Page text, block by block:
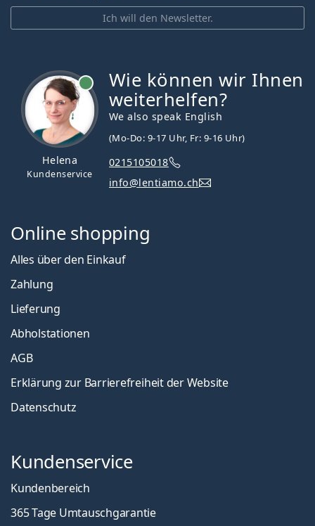
Ich will den Newsletter.
Helena
Kundenservice
Wie können wir Ihnen
weiterhelfen?
We also speak English
(Mo-Do: 9-17 Uhr, Fr: 9-16 Uhr)
0215105018
info@lentiamo.ch
Online shopping
Alles über den Einkauf
Zahlung
Lieferung
Abholstationen
AGB
Erklärung zur Barrierefreiheit der Website
Datenschutz
Kundenservice
Kundenbereich
365 Tage Umtauschgarantie